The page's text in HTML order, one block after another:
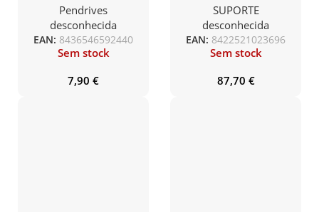
Mercedes USB 2.0
Pendrives
desconhecida
EAN: 8436546592440
Sem stock
7,90 €
com Rodas Fonestar
STS-4244N para TV de
32-65″/ 35kg
SUPORTE
desconhecida
EAN: 8422521023696
Sem stock
87,70 €